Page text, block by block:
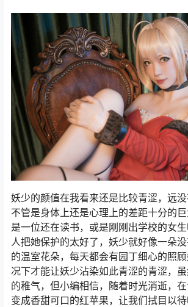
妖少的颜值在我看来还是比较青涩，远没
不管是身体上还是心理上的差距十分的
是一位还在读书，或是刚刚出学校的女
人把她保护的太好了，妖少就好像一朵
的温室花朵，每天都会有园丁细心的照
况下才能让妖少沾染如此青涩的青涩，
的稚气，但小编相信，随着时光消逝，
变成香甜可口的红苹果，让我们拭目以待